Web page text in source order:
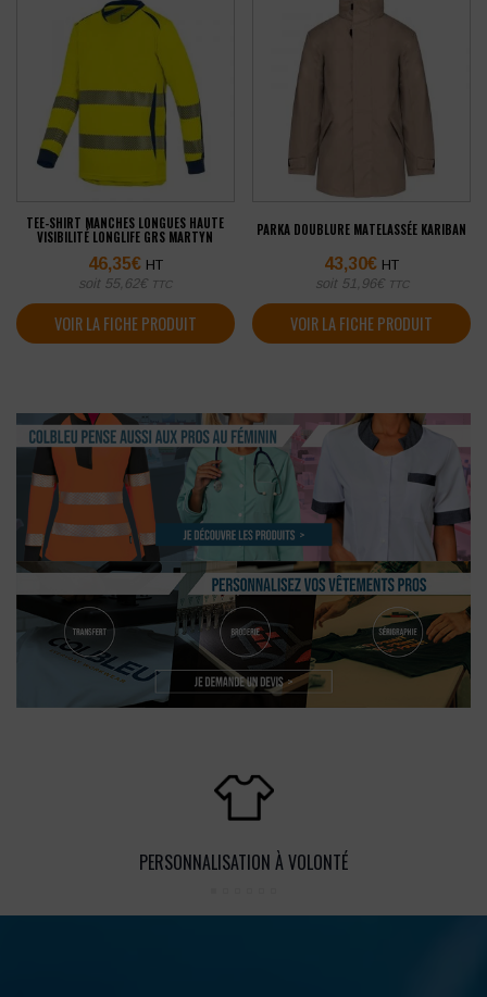
TEE-SHIRT MANCHES LONGUES HAUTE
VISIBILITÉ LONGLIFE GRS MARTYN
46,35€ HT
soit 55,62€ TTC
VOIR LA FICHE PRODUIT
PARKA DOUBLURE MATELASSÉE KARIBAN
43,30€ HT
soit 51,96€ TTC
VOIR LA FICHE PRODUIT
PERSONNALISATION À VOLONTÉ